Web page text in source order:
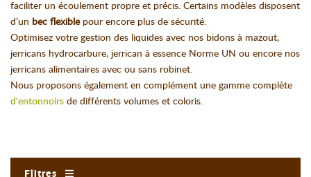
faciliter un écoulement propre et précis. Certains modèles disposent
d’un bec flexiblepour encore plus de sécurité.
Optimisez votre gestion des liquides avec nos bidons à mazout,
jerricans hydrocarbure, jerrican à essence Norme UN ou encore nos
jerricans alimentaires avec ou sans robinet.
Nous proposons également en complément une gamme complète
d'entonnoirs de différents volumes et coloris.
Filtres